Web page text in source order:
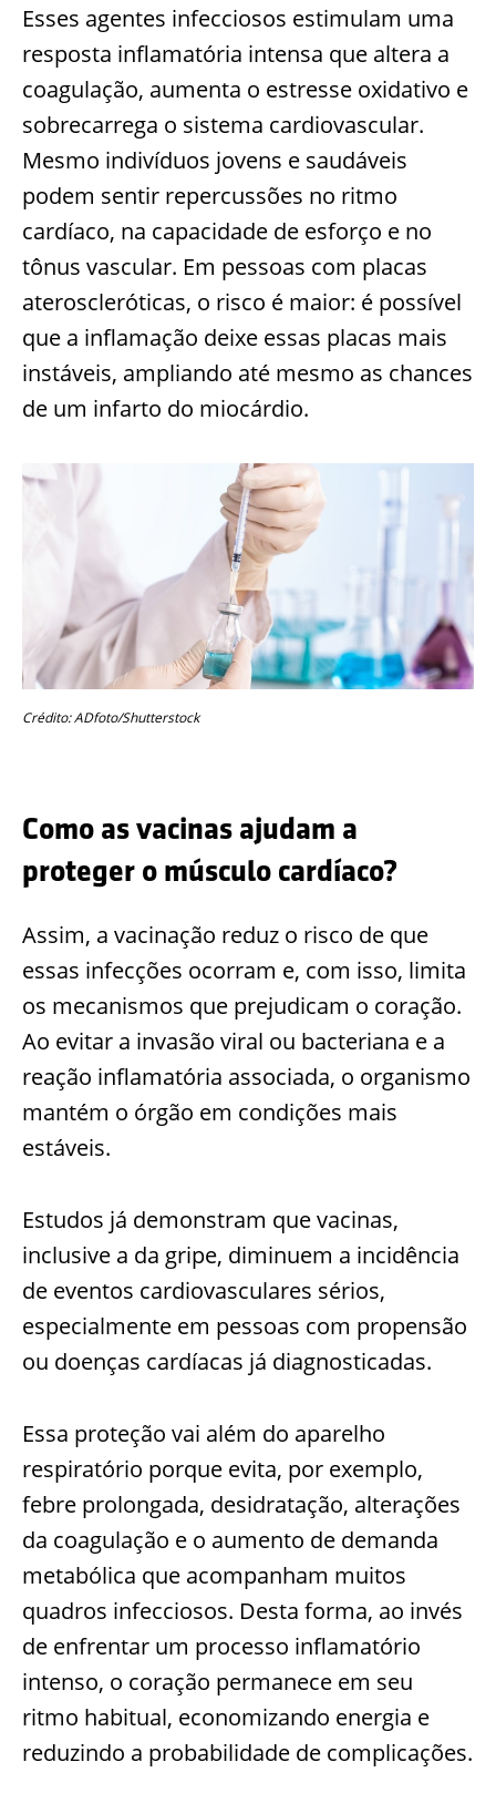
Esses agentes infecciosos estimulam uma
resposta inflamatória intensa que altera a
coagulação, aumenta o estresse oxidativo e
sobrecarrega o sistema cardiovascular.
Mesmo indivíduos jovens e saudáveis
podem sentir repercussões no ritmo
cardíaco, na capacidade de esforço e no
tônus vascular. Em pessoas com placas
ateroscleróticas, o risco é maior: é possível
que a inflamação deixe essas placas mais
instáveis, ampliando até mesmo as chances
de um infarto do miocárdio.
Crédito: ADfoto/Shutterstock
Como as vacinas ajudam a
proteger o músculo cardíaco?
Assim, a vacinação reduz o risco de que
essas infecções ocorram e, com isso, limita
os mecanismos que prejudicam o coração.
Ao evitar a invasão viral ou bacteriana e a
reação inflamatória associada, o organismo
mantém o órgão em condições mais
estáveis.
Estudos já demonstram que vacinas,
inclusive a da gripe, diminuem a incidência
de eventos cardiovasculares sérios,
especialmente em pessoas com propensão
ou doenças cardíacas já diagnosticadas.
Essa proteção vai além do aparelho
respiratório porque evita, por exemplo,
febre prolongada, desidratação, alterações
da coagulação e o aumento de demanda
metabólica que acompanham muitos
quadros infecciosos. Desta forma, ao invés
de enfrentar um processo inflamatório
intenso, o coração permanece em seu
ritmo habitual, economizando energia e
reduzindo a probabilidade de complicações.